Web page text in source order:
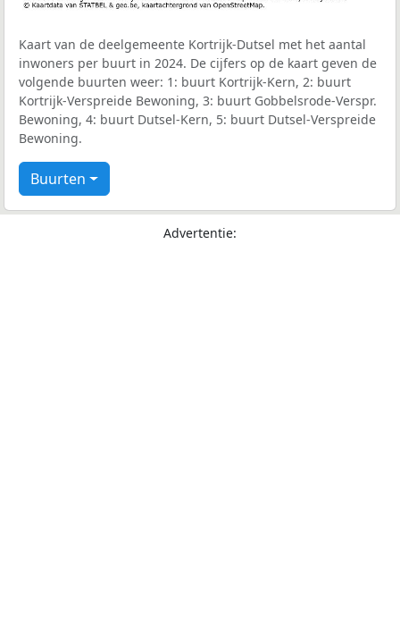
Kaart van de deelgemeente Kortrijk-Dutsel met het aantal
inwoners per buurt in 2024. De cijfers op de kaart geven de
volgende buurten weer: 1: buurt Kortrijk-Kern, 2: buurt
Kortrijk-Verspreide Bewoning, 3: buurt Gobbelsrode-Verspr.
Bewoning, 4: buurt Dutsel-Kern, 5: buurt Dutsel-Verspreide
Bewoning.
Buurten
Advertentie: